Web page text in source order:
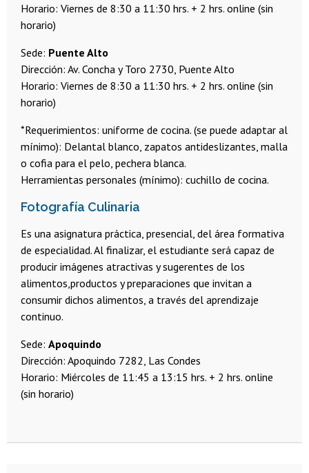
Horario: Viernes de 8:30 a 11:30 hrs. + 2 hrs. online (sin
horario)
Sede: Puente Alto
Dirección: Av. Concha y Toro 2730, Puente Alto
Horario: Viernes de 8:30 a 11:30 hrs. + 2 hrs. online (sin
horario)
*Requerimientos: uniforme de cocina. (se puede adaptar al
mínimo): Delantal blanco, zapatos antideslizantes, malla
o cofia para el pelo, pechera blanca.
Herramientas personales (mínimo): cuchillo de cocina.
Fotografía Culinaria
Es una asignatura práctica, presencial, del área formativa
de especialidad. Al finalizar, el estudiante será capaz de
producir imágenes atractivas y sugerentes de los
alimentos,productos y preparaciones que invitan a
consumir dichos alimentos, a través del aprendizaje
continuo.
Sede: Apoquindo
Dirección: Apoquindo 7282, Las Condes
Horario: Miércoles de 11:45 a 13:15 hrs. + 2 hrs. online
(sin horario)